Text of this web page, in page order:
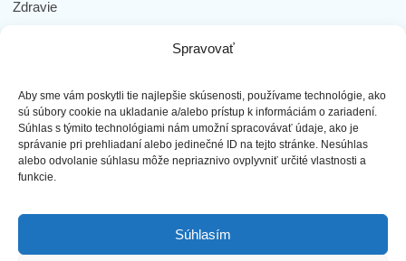
Spravovať
Aby sme vám poskytli tie najlepšie skúsenosti, používame technológie, ako
sú súbory cookie na ukladanie a/alebo prístup k informáciám o zariadení.
Súhlas s týmito technológiami nám umožní spracovávať údaje, ako je
správanie pri prehliadaní alebo jedinečné ID na tejto stránke. Nesúhlas
alebo odvolanie súhlasu môže nepriaznivo ovplyvniť určité vlastnosti a
funkcie.
Súhlasím
Zdravie
Dôležité odkazy
Obchodné podmienky
Ochrana osobných údajov
Doprava a platba
Reklamácia tovaru